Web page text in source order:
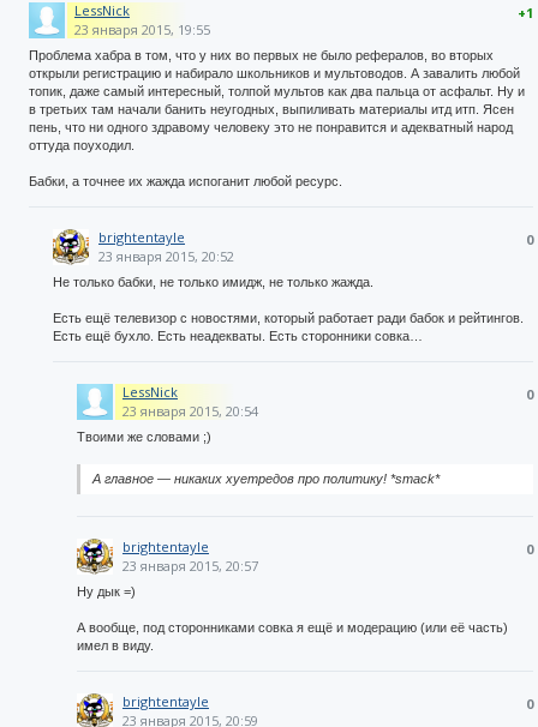
+1
LessNick
23 января 2015, 19:55
Проблема хабра в том, что у них во первых не было рефералов, во вторых
открыли регистрацию и набирало школьников и мультоводов. А завалить любой
топик, даже самый интересный, толпой мультов как два пальца от асфальт. Ну и
в третьих там начали банить неугодных, выпиливать материалы итд итп. Ясен
пень, что ни одного здравому человеку это не понравится и адекватный народ
оттуда поуходил.
Бабки, а точнее их жажда испоганит любой ресурс.
0
brightentayle
23 января 2015, 20:52
Не только бабки, не только имидж, не только жажда.
Есть ещё телевизор с новостями, который работает ради бабок и рейтингов.
Есть ещё бухло. Есть неадекваты. Есть сторонники совка…
0
LessNick
23 января 2015, 20:54
Твоими же словами ;)
А главное — никаких хуетредов про политику! *smack*
0
brightentayle
23 января 2015, 20:57
Ну дык =)
А вообще, под сторонниками совка я ещё и модерацию (или её часть)
имел в виду.
0
brightentayle
23 января 2015, 20:59